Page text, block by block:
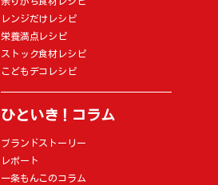
レンジだけレシピ
栄養満点レシピ
ストック食材レシピ
こどもデコレシピ
ひといき！コラム
ブランドストーリー
レポート
一条もんこのコラム